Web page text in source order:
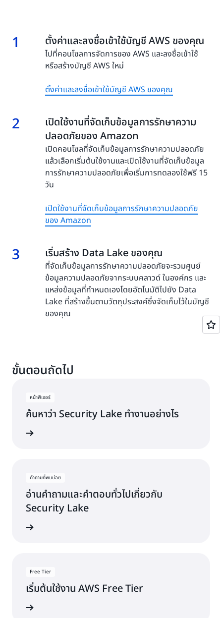
1 1.
ตั้งค่าและลงชื่อเข้าใช้บัญชี AWS ของคุณ
ไปที่คอนโซลการจัดการของ AWS และลงชื่อเข้าใช้
หรือสร้างบัญชี AWS ใหม่
ตั้งค่าและลงชื่อเข้าใช้บัญชี AWS ของคุณ
2 2.
เปิดใช้งานที่จัดเก็บข้อมูลการรักษาความ
ปลอดภัยของ Amazon
เปิดคอนโซลที่จัดเก็บข้อมูลการรักษาความปลอดภัย
แล้วเลือกเริ่มต้นใช้งานและเปิดใช้งานที่จัดเก็บข้อมูล
การรักษาความปลอดภัยเพื่อเริ่มการทดลองใช้ฟรี 15
วัน
เปิดใช้งานที่จัดเก็บข้อมูลการรักษาความปลอดภัย
ของ Amazon
3 3.
เริ่มสร้าง Data Lake ของคุณ
ที่จัดเก็บข้อมูลการรักษาความปลอดภัยจะรวมศูนย์
ข้อมูลความปลอดภัยจากระบบคลาวด์ ในองค์กร และ
แหล่งข้อมูลที่กำหนดเองโดยอัตโนมัติไปยัง Data
Lake ที่สร้างขึ้นตามวัตถุประสงค์ซึ่งจัดเก็บไว้ในบัญชี
ของคุณ
ขั้นตอนถัดไป
หน้าฟีเจอร์
ค้นหาว่า Security Lake ทำงานอย่างไร
คำถามที่พบบ่อย
อ่านคำถามและคำตอบทั่วไปเกี่ยวกับ
Security Lake
Free Tier
เริ่มต้นใช้งาน AWS Free Tier